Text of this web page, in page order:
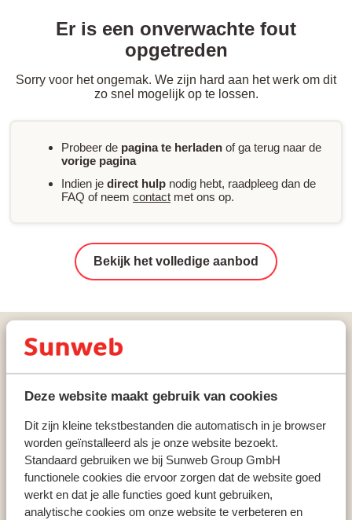
Deze website maakt gebruik van cookies
Dit zijn kleine tekstbestanden die automatisch in je browser
worden geïnstalleerd als je onze website bezoekt.
Standaard gebruiken we bij Sunweb Group GmbH
functionele cookies die ervoor zorgen dat de website goed
werkt en dat je alle functies goed kunt gebruiken,
analytische cookies om onze website te verbeteren en
Er is een onverwachte fout
opgetreden
Sorry voor het ongemak. We zijn hard aan het werk om dit
zo snel mogelijk op te lossen.
Probeer de pagina te herladen of ga terug naar de
vorige pagina
Indien je direct hulp nodig hebt, raadpleeg dan de
FAQ of neem contact met ons op.
Bekijk het volledige aanbod
Vakanties Wintersport
Folgarida-Marilleva
Populaire wintersportlanden
Oostenrijk
Frankrijk
Italië